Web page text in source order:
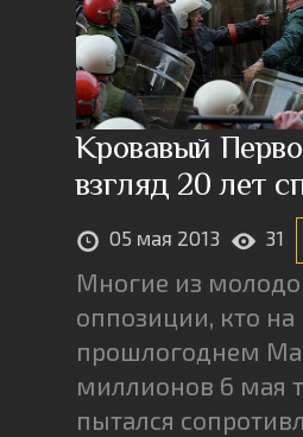
Кровавый
взгляд 20 лет
05 мая 2013 31
Многие из
оппозиции, кто на
прошлогоднем
миллионов 6 мая
пытался